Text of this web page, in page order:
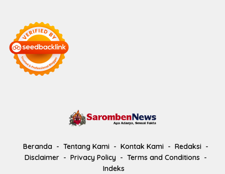
Beranda Tentang Kami Kontak Kami
Redaksi
Disclaimer
Privacy Policy
Terms and Conditions
Indeks